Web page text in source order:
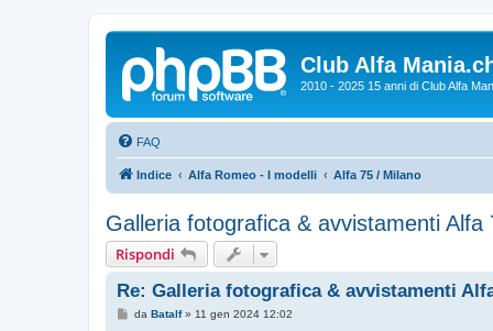
Club Alfa
2010 - 2025 15 anni di Club Alfa
FAQ
Indice Alfa Romeo - I modelli Alfa 75 / Milano
Galleria fotografica & avvistamenti Alfa
Rispondi
Re: Galleria fotografica & avvistamenti
Mda Batalf» 11 gen 2024 12:02